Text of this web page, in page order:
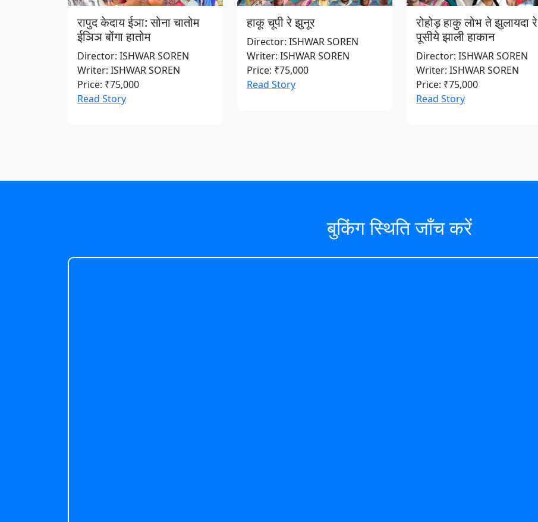
रापुद केदाय ईञा: सोना चातोम
ईञिञ बोंगा हातोम
Director: ISHWAR SOREN
Writer: ISHWAR SOREN
Price: ₹75,000
Read Story
हाकू चूपी रे झुनूर
Director: ISHWAR SOREN
Writer: ISHWAR SOREN
Price: ₹75,000
Read Story
रोहोड़ हाकु लोभ ते झुलायदा रे
पूसीये झाली हाकान
Director: ISHWAR SOREN
Writer: ISHWAR SOREN
Price: ₹75,000
Read Story
बुकिंग स्थिति जाँच करें